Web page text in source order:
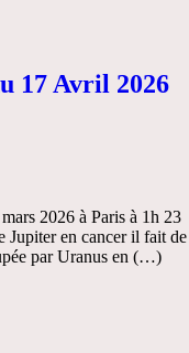
17 Avril 2026
2026 à Paris à 1h 23
Jupiter en cancer il fait de
par Uranus en (…)